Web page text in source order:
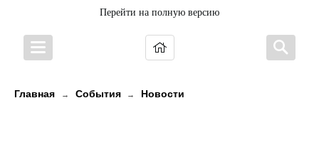
Перейти на полную версию
Главная → События → Новости